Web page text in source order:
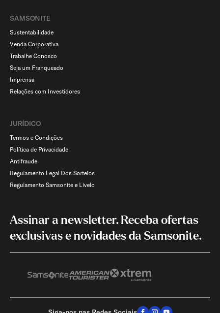
SAMSONITE
Sustentabilidade
Venda Corporativa
Trabalhe Conosco
Seja um Franqueado
Imprensa
Relações com Investidores
JURÍDICO
Termos e Condições
Política de Privacidade
Antifraude
Regulamento Legal Dos Sorteios
Regulamento Samsonite e Livelo
Assinar a newsletter. Receba ofertas
exclusivas e novidades da Samsonite.